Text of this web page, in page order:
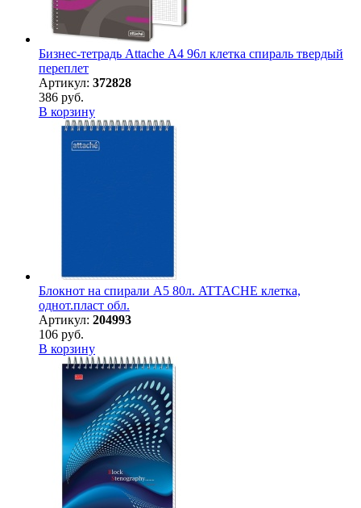
Бизнес-тетрадь Attache А4 96л клетка спираль твердый
переплет
Артикул: 372828
386 руб.
В корзину
Блокнот на спирали А5 80л. ATTACHE клетка,
однот.пласт обл.
Артикул: 204993
106 руб.
В корзину